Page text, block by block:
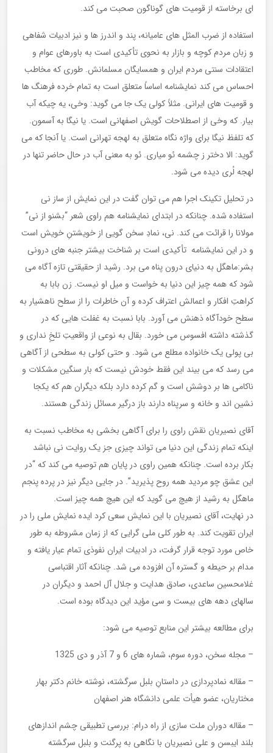
ای برخاسته از قومیت های گوناگون صحبت می کند.
استفاده از ضرب المثل های عامیانه، پند و اندرز ها و نیز ادبیات شفاهی
و زبان مردم کوچه و بازار به نحوی تأکیدی است به باورهای عوام و
اعتقادات سنتی مردم ایران و همسایگان مسلمانش. طوری که مخاطب
احساس می کند نمایشنامه اساساً متعلق است به تمام خرده فرهنگ ها
و قومیت های ایرانی. مثلاً کولی یک جا می گوید: وخی، یه چیکه آب
بیار. که وخی از اصطلاحات گویش اصفهانی است. یا نیگا به آسمون.
که تلفظ نیگا برای واژه نگاه متعلق به لهجه تهرانی است. یا آنجا که می
گوید: الا دختر ز چشمه ئو میاری. ئو به معنی آب در حال حاضر تنها در
لهجه لُری دیده می شود.
در تحلیل تکینک اجرا هم می توان گفت در این نمایش از ساز نی
استفاده شده. چنانکه در ابتدای نمایشنامه هم راوی شعر “بشنو از نی”
مولانا را قرائت می کند. نی، نمادِ سخن گویی از خویشتنِ خویش است
و در این نمایشنامه تأکیدی است بر شناخت بیشتر جنبه های درونی
بشر:ماهگل به دنیای درون پناه می برد. رشید از حقیقتی تازه آگاه می
شود که همه چیز این دنیا به خواست و میل او نیست. زن بابا به
کراهتِ افکار و اعمالش اعتراف کرده و آن خاطرات را از سطح ناهشیار به
سطح خودآگاه ذهنش می آورد. بابا نسبت به غفلت هایی که در
گذشته داشته افسوس می خورد. بقال به نوعی از واقعیتِ تلخِ نداری و
بی پولی یک خانواده مطلع می شود. و حتی کولی به سطحی از آگاهی
می رسد که می بیند این فقط خودش نیست که بار سنگین مشکلات و
ناکامی ها بر دوشش است و گم کرده دارد بلکه دیگران هم که یکجا
نشین اند و خانه و سرپناه دارند باز درگیر مسائل زندگی هستند.
آقای نصیریان نقش راوی را برای آگاهی بخشی به مخاطب نسبت به
اینکه تمام زندگی این دنیا می تواند چیزی جز یک روایت نی نباشد
بکار برده است. چنانکه همین راوی در پایان هم توصیه می کند که “در
این عشق چو مردید همه روح پذیرید”. در جایی دیگر نیز در پرده پنجم
ماهگل به رشید از هیچ می گوید که این هیچ همه چیز است.
در نهایت، آقای نصیریان با این نمایش سعی کرد ایده نمایش ملی را در
ایران تقویت کند. به طور کلی ملی گرایی که از زمان مشروطه به طور
خاص مورد توجه قرار گرفت، در ادبیات ایران نفوذی تمام عیار یافته و
مدام بر حیطه و گستره آن افزوده می شد. چنانکه آثار اقتباسی
غلامحسین ساعدی، صادق هدایت و جلال آل احمد و دیگران در
سالهای دهه های بیست و سی مؤید این دیدگاه بوده است.
برای مطالعه بیشتر این منابع توصیه می شود:
– مجله سخن، دوره سوم، شماره های 6 و 7 آذر و دی 1325
– مقاله نمادپردازی در داستانِ بلبل سرگشته، نوشته خانم دکتر بهار
مختاریان، عضو هیأت علمی دانشگاه هنر اصفهان
– مقاله دوران ملت سازی از راه درام: بررسی تطبیقی چشم اندازهای
بلند ایبسن و علی نصیریان با نگاهی به پرگنت و بلبل سرگشته